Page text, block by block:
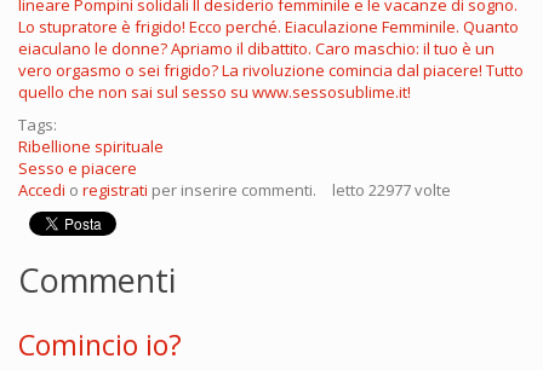
lineare Pompini solidali Il desiderio femminile e le vacanze di sogno.
Lo stupratore è frigido! Ecco perché. Eiaculazione Femminile. Quanto
eiaculano le donne? Apriamo il dibattito. Caro maschio: il tuo è un
vero orgasmo o sei frigido? La rivoluzione comincia dal piacere! Tutto
quello che non sai sul sesso su www.sessosublime.it!
Tags:
Ribellione spirituale
Sesso e piacere
Accedi o registrati per inserire commenti. letto 22977 volte
Commenti
Comincio io?